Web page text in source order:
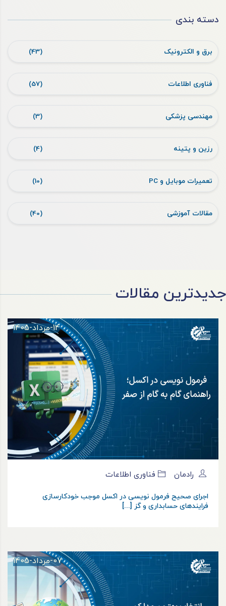
دسته بندی
برق و الکترونیک (43)
فناوری اطلاعات (57)
مهندسی پزشکی (3)
رزین و پتینه (4)
تعمیرات موبایل و PC (10)
مقالات آموزشی (40)
جدیدترین مقالات
14-مرداد-1405
رادمان فناوری اطلاعات
اجرای صحیح فرمول نویسی در اکسل موجب خودکارسازی
فرایندهای حسابداری و گز [...]
07-مرداد-1405